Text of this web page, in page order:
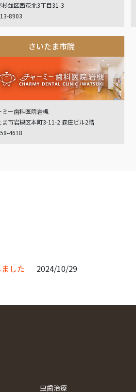
杉並区西荻北3丁目31-3
8903
さいたま市院
ミー歯科医院岩槻
ま市岩槻区本町3-11-2 森庄ビル2階
4618
した
2024/10/29
虫歯治療